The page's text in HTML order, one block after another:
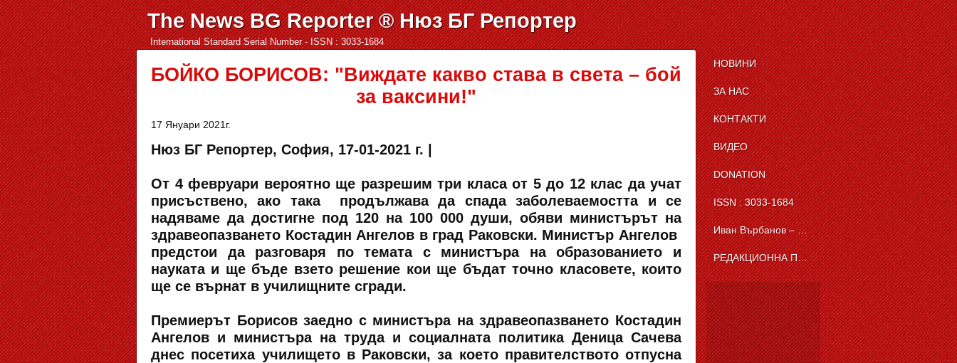
International Standard Serial Number - ISSN : 3033-1684
The News BG Reporter ® Нюз БГ Репортер
БОЙКО БОРИСОВ: "Виждате какво става в света – бой
за ваксини!"
17 Януари 2021г.
Нюз БГ Репортер, София, 17-01-2021 г. |
От 4 февруари вероятно ще разрешим три класа от 5 до 12 клас да учат
присъствено, ако така продължава да спада заболеваемостта и се
надяваме да достигне под 120 на 100 000 души, обяви министърът на
здравеопазването Костадин Ангелов в град Раковски. Министър Ангелов
предстои да разговаря по темата с министъра на образованието и
науката и ще бъде взето решение кои ще бъдат точно класовете, които
ще се върнат в училищните сгради.
Премиерът Борисов заедно с министъра на здравеопазването Костадин
Ангелов и министъра на труда и социалната политика Деница Сачева
днес посетиха училището в Раковски, за което правителството отпусна
НОВИНИ
ЗА НАС
КОНТАКТИ
ВИДЕО
DONATION
ISSN : 3033-1684
Иван Върбанов – журналист | The News BG Reporter
РЕДАКЦИОННА ПОЛИТИКА НА THE NEWS BG REPORTER